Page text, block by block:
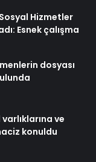
Sosyal Hizmetler
Esnek çalışma
dosyası
ve
konuldu